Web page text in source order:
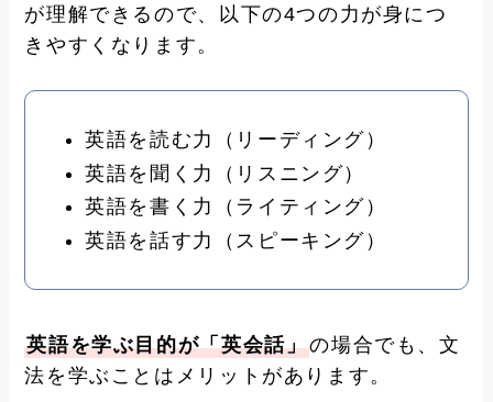
が理解できるので、以下の4つの力が身につ
きやすくなります。
英語を読む力（リーディング）
英語を聞く力（リスニング）
英語を書く力（ライティング）
英語を話す力（スピーキング）
英語を学ぶ目的が「英会話」の場合でも、文
法を学ぶことはメリットがあります。